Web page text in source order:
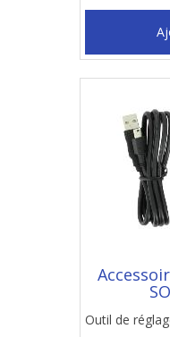
Outil de